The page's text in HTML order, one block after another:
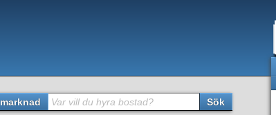
Var vill du hyra bostad? Sök